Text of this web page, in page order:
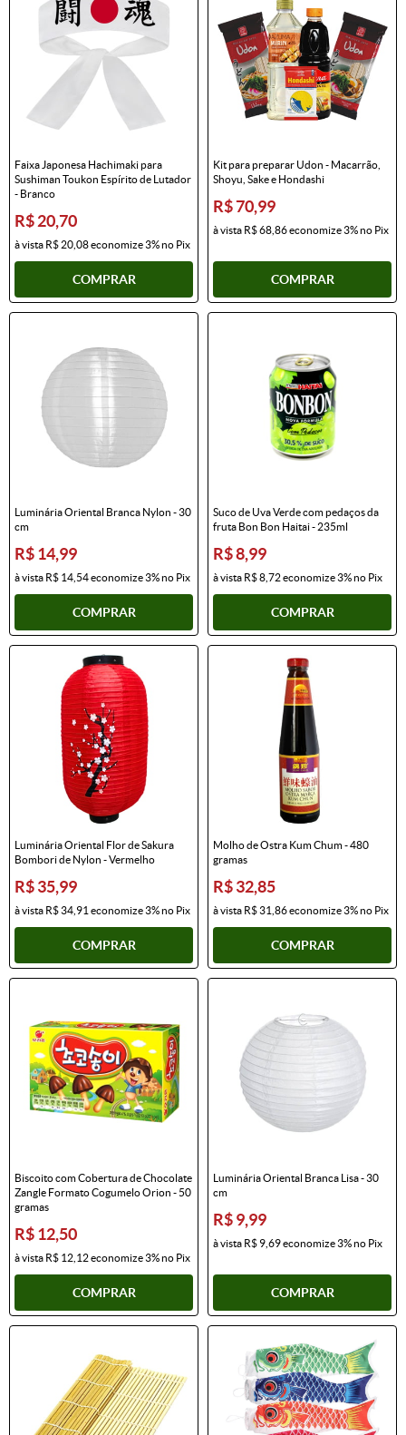
Faixa Japonesa Hachimaki para
Sushiman Toukon Espírito de Lutador
- Branco
R$ 20,70
à vista R$ 20,08economize3%no Pix
COMPRAR
Kit para preparar Udon - Macarrão,
Shoyu, Sake e Hondashi
R$ 70,99
à vista R$ 68,86economize3%no Pix
COMPRAR
Luminária Oriental Branca Nylon - 30
cm
R$ 14,99
à vista R$ 14,54economize3%no Pix
COMPRAR
Suco de Uva Verde com pedaços da
fruta Bon Bon Haitai - 235ml
R$ 8,99
à vista R$ 8,72economize3%no Pix
COMPRAR
Luminária Oriental Flor de Sakura
Bombori de Nylon - Vermelho
R$ 35,99
à vista R$ 34,91 economize3%no Pix
COMPRAR
Molho de Ostra Kum Chum - 480
gramas
R$ 32,85
à vista R$ 31,86economize3%no Pix
COMPRAR
Biscoito com Cobertura de Chocolate
Zangle Formato Cogumelo Orion - 50
gramas
R$ 12,50
à vista R$ 12,12economize3%no Pix
COMPRAR
Luminária Oriental Branca Lisa - 30
cm
R$ 9,99
à vista R$ 9,69economize3%no Pix
COMPRAR